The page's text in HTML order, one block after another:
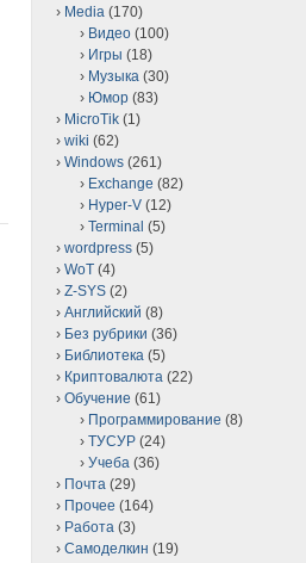
Media (170)
Видео (100)
Игры (18)
Музыка (30)
Юмор (83)
MicroTik (1)
wiki (62)
Windows (261)
Exchange (82)
Hyper-V (12)
Terminal (5)
wordpress (5)
WoT (4)
Z-SYS (2)
Английский (8)
Без рубрики (36)
Библиотека (5)
Криптовалюта (22)
Обучение (61)
Программирование (8)
ТУСУР (24)
Учеба (36)
Почта (29)
Прочее (164)
Работа (3)
Самоделкин (19)